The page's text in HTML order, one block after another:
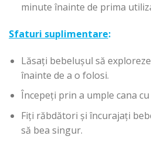
minute înainte de prima
Sfaturi suplimentare:
Lăsați bebelușul să
înainte de a o folosi.
Începeți prin a umple cana
Fiți răbdători și încurajați
să bea singur.